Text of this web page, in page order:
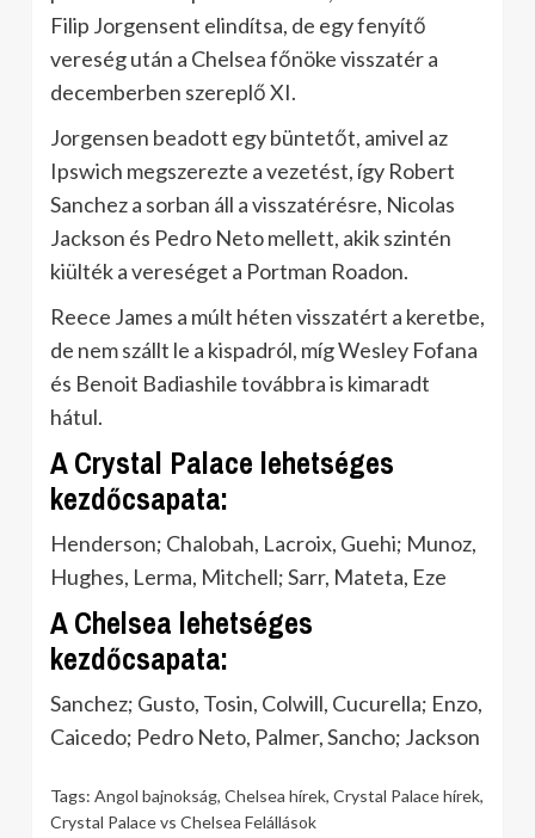
Filip Jorgensent elindítsa, de egy fenyítő
vereség után a Chelsea főnöke visszatér a
decemberben szereplő XI.
Jorgensen beadott egy büntetőt, amivel az
Ipswich megszerezte a vezetést, így Robert
Sanchez a sorban áll a visszatérésre, Nicolas
Jackson és Pedro Neto mellett, akik szintén
kiülték a vereséget a Portman Roadon.
Reece James a múlt héten visszatért a keretbe,
de nem szállt le a kispadról, míg Wesley Fofana
és Benoit Badiashile továbbra is kimaradt
hátul.
A Crystal Palace lehetséges
kezdőcsapata:
Henderson; Chalobah, Lacroix, Guehi; Munoz,
Hughes, Lerma, Mitchell; Sarr, Mateta, Eze
A Chelsea lehetséges
kezdőcsapata:
Sanchez; Gusto, Tosin, Colwill, Cucurella; Enzo,
Caicedo; Pedro Neto, Palmer, Sancho; Jackson
Tags: Angol bajnokság, Chelsea hírek, Crystal Palace hírek,
Crystal Palace vs Chelsea Felállások